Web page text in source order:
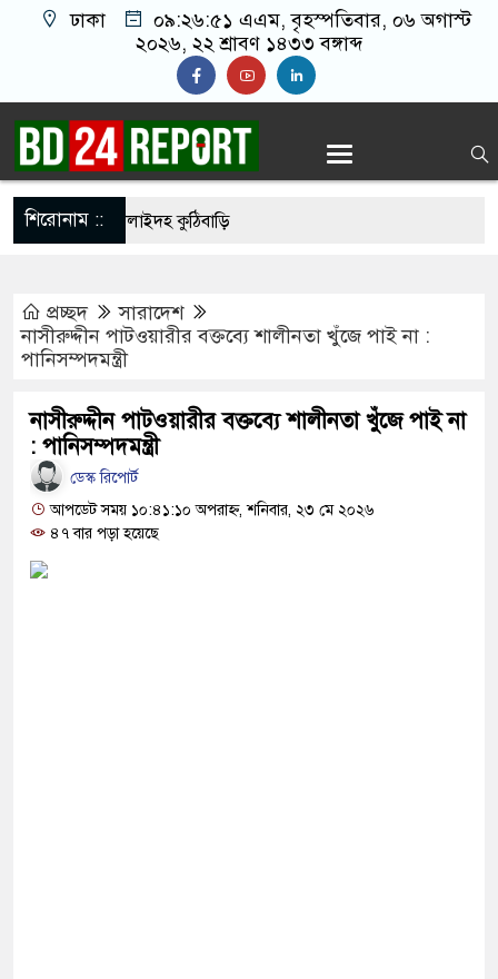
ঢাকা ০৯:২৬:৫২ এএম, বৃহস্পতিবার, ০৬ অগাস্ট
২০২৬, ২২ শ্রাবণ ১৪৩৩ বঙ্গাব্দ
শিরোনাম ::
দিবসে নিস্তব্ধ শিলাইদহ কুঠিবাড়ি
সংঘর্ষে নাস্তানাবুদ ইসরায়েল, হারাল ২ সেনা
নিরাপত্তা জোরদার, পরিচয়পত্র ছাড়া প্রবেশ বন্ধ
হচ্ছে কেয়ামতের কিছু আলামত
চূড়ান্ত তারিখ ঘোষণা
যৌন নিপীড়ন, জামায়াত কর্মীকে ৫০ বেত্রাঘাত
তৃতীয় পক্ষের ভূমিকা দেখছেন বিশ্লেষকরা
প্রচ্ছদ
সারাদেশ
নাসীরুদ্দীন পাটওয়ারীর বক্তব্যে শালীনতা খুঁজে পাই না :
পানিসম্পদমন্ত্রী
নাসীরুদ্দীন পাটওয়ারীর বক্তব্যে শালীনতা খুঁজে পাই না
: পানিসম্পদমন্ত্রী
ডেস্ক রিপোর্ট
আপডেট সময় ১০:৪১:১০ অপরাহ্ন, শনিবার, ২৩ মে ২০২৬
৪৭ বার পড়া হয়েছে